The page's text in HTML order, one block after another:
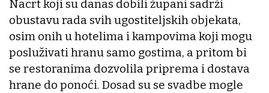
Nacrt koji su danas dobili župani sadrži
obustavu rada svih ugostiteljskih objekata,
osim onih u hotelima i kampovima koji mogu
posluživati hranu samo gostima, a pritom bi
se restoranima dozvolila priprema i dostava
hrane do ponoći. Dosad su se svadbe mogle